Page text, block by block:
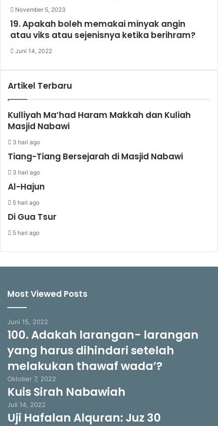
November 5, 2023
19. Apakah boleh memakai minyak angin
atau viks atau sejenisnya ketika berihram?
Juni 14, 2022
Artikel Terbaru
Kulliyah Ma’had Haram Makkah dan Kuliah
Masjid Nabawi
3 hari ago
Tiang-Tiang Bersejarah di Masjid Nabawi
3 hari ago
Al-Hajun
5 hari ago
Di Gua Tsur
5 hari ago
Most Viewed Posts
Juni 15, 2022
100. Adakah larangan- larangan
yang harus dihindari setelah
melakukan thawaf wada’?
Oktober 7, 2022
Kuis Sirah Nabawiah
Juli 14, 2022
Uji Hafalan Alquran: Juz 30